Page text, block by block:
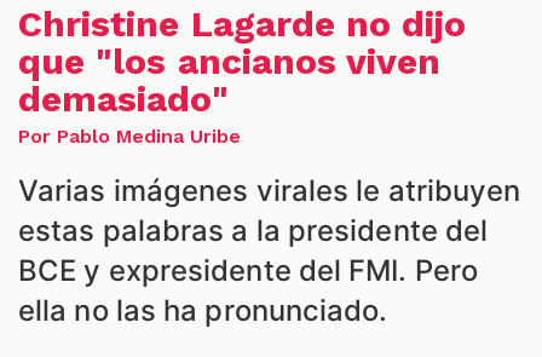
Christine Lagarde no dijo
que "los ancianos viven
demasiado"
Por Pablo Medina Uribe
Varias imágenes virales le atribuyen
estas palabras a la presidente del
BCE y expresidente del FMI. Pero
ella no las ha pronunciado.